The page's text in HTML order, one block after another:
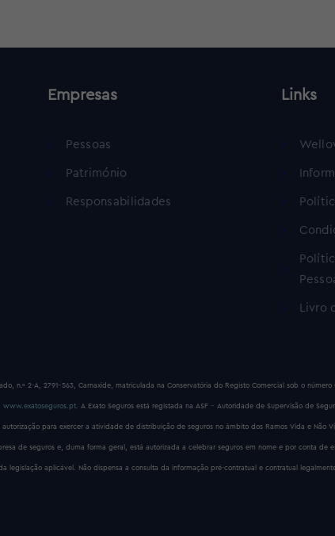
Empresas
Pessoas
Património
Responsabilidades
Links
Livro
n.º 2-A, 2791-563, Carnaxide, matriculada na Conservatória do Registo Comercial sob o
www.exatoseguros.pt. A Exato Seguros está registada na ASF – Autoridade de Supervisão de
para exercer a atividade de distribuição de seguros no âmbito dos Ramos Vida e Não
de seguros e, duma forma geral, está autorizada a celebrar seguros em nome e por conta de
legislação aplicável. Não dispensa a consulta da informação pré-contratual e contratual